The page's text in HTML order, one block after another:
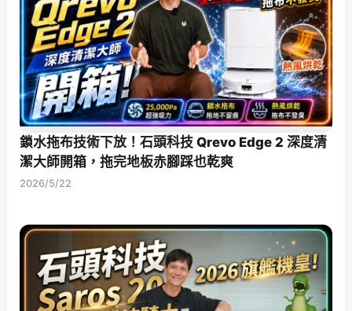
鎖水拖布技術下放！石頭科技 Qrevo Edge 2 深度清
潔大師開箱，拖完地板赤腳踩也乾爽
2026/5/22